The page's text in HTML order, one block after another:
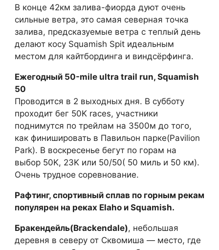
В конце 42км залива-фиорда дуют очень
сильные ветра, это самая северная точка
залива, предсказуемые ветра с теплый день
делают косу Squamish Spit идеальным
местом для кайтбординга и виндсёрфинга.
Ежегодный 50-mile ultra trail run, Squamish
50
Проводится в 2 выходных дня. В субботу
проходит бег 50K races, участники
поднимутся по трейлам на 3500м до того,
как финишировать в Павильон парке(Pavilion
Park). В воскресенье бегут по горам на
выбор 50K, 23K или 50/50( 50 миль и 50 км).
Очень трудное соревнование.
Рафтинг, спортивный сплав по горным рекам
популярен на реках Elaho и Squamish.
Бракендейль(Brackendale), небольшая
деревня в северу от Сквомиша — место, где